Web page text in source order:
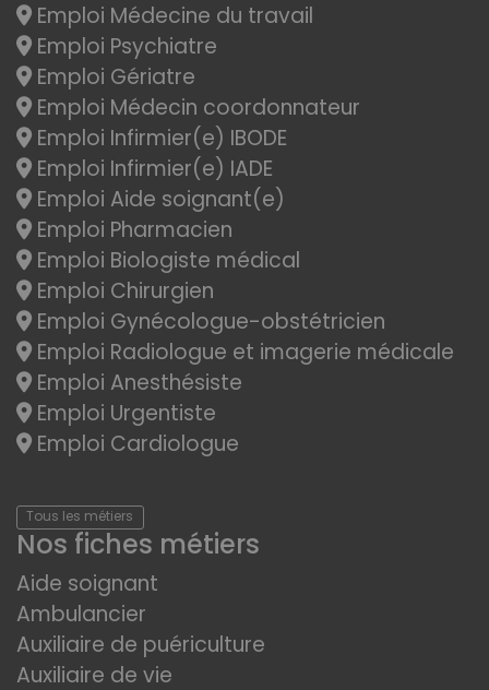
Emploi Médecine du travail
Emploi Psychiatre
Emploi Gériatre
Emploi Médecin coordonnateur
Emploi Infirmier(e) IBODE
Emploi Infirmier(e) IADE
Emploi Aide soignant(e)
Emploi Pharmacien
Emploi Biologiste médical
Emploi Chirurgien
Emploi Gynécologue-obstétricien
Emploi Radiologue et imagerie médicale
Emploi Anesthésiste
Emploi Urgentiste
Emploi Cardiologue
Tous les métiers
Nos fiches métiers
Aide soignant
Ambulancier
Auxiliaire de puériculture
Auxiliaire de vie